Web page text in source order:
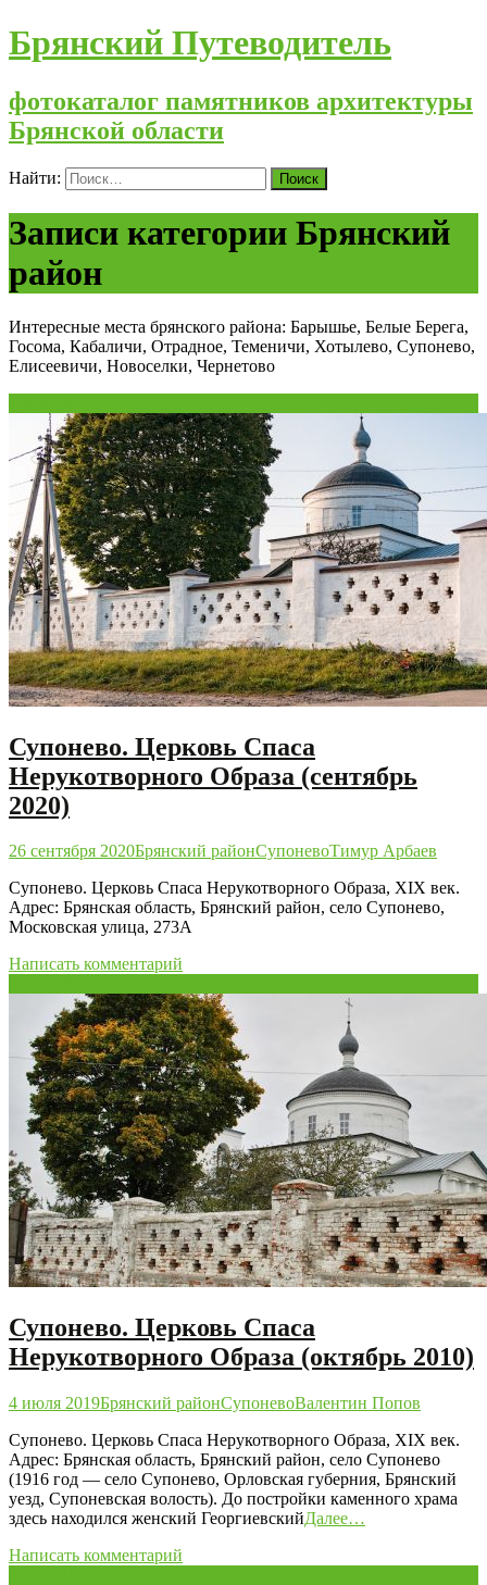
Брянский Путеводитель
фотокаталог памятников архитектуры
Брянской области
Найти:
Записи категории Брянский
район
Интересные места брянского района: Барышье, Белые Берега,
Госома, Кабаличи, Отрадное, Теменичи, Хотылево, Супонево,
Елисеевичи, Новоселки, Чернетово
Супонево. Церковь Спаса
Нерукотворного Образа (сентябрь
2020)
26 сентября 2020Брянский районСупоневоТимур Арбаев
Супонево. Церковь Спаса Нерукотворного Образа, XIX век.
Адрес: Брянская область, Брянский район, село Супонево,
Московская улица, 273А
Написать комментарий
Супонево. Церковь Спаса
Нерукотворного Образа (октябрь 2010)
4 июля 2019Брянский районСупоневоВалентин Попов
Супонево. Церковь Спаса Нерукотворного Образа, XIX век.
Адрес: Брянская область, Брянский район, село Супонево
(1916 год — село Супонево, Орловская губерния, Брянский
уезд, Супоневская волость). До постройки каменного храма
здесь находился женский ГеоргиевскийДалее…
Написать комментарий